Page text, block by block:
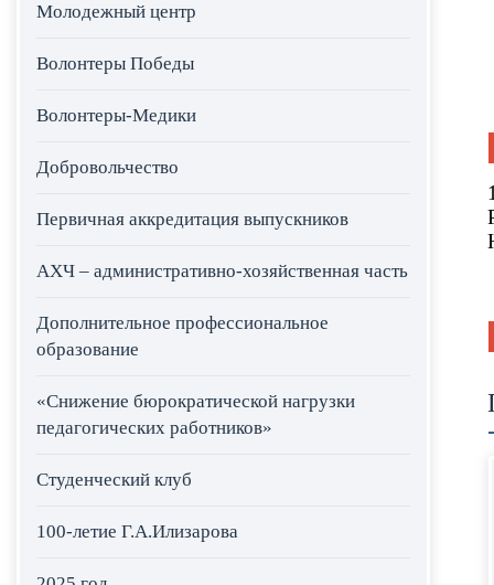
Молодежный центр
Волонтеры Победы
Волонтеры-Медики
Добровольчество
Первичная аккредитация выпускников
АХЧ – административно-хозяйственная часть
Дополнительное профессиональное
образование
«Снижение бюрократической нагрузки
педагогических работников»
Студенческий клуб
100-летие Г.А.Илизарова